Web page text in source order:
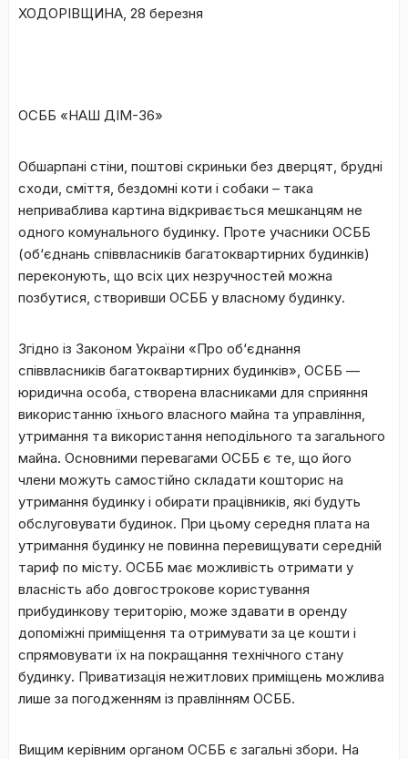
ХОДОРІВЩИНА, 28 березня
ОСББ «НАШ ДІМ-36»
Обшарпані стіни, поштові скриньки без дверцят, брудні
сходи, сміття, бездомні коти і собаки – така
неприваблива картина відкривається мешканцям не
одного комунального будинку. Проте учасники ОСББ
(об‘єднань cпіввласників багатоквартирних будинків)
переконують, що всіх цих незручностей можна
позбутися, створивши ОСББ у власному будинку.
Згідно із Законом України «Про об‘єднання
співвласників багатоквартирних будинків», ОСББ —
юридична особа, створена власниками для сприяння
використанню їхнього власного майна та управління,
утримання та використання неподільного та загального
майна. Основними перевагами ОСББ є те, що його
члени можуть самостійно складати кошторис на
утримання будинку і обирати працівників, які будуть
обслуговувати будинок. При цьому середня плата на
утримання будинку не повинна перевищувати середній
тариф по місту. ОСББ має можливість отримати у
власність або довгострокове користування
прибудинкову територію, може здавати в оренду
допоміжні приміщення та отримувати за це кошти і
спрямовувати їх на покращання технічного стану
будинку. Приватизація нежитлових приміщень можлива
лише за погодженням із правлінням ОСББ.
Вищим керівним органом ОСББ є загальні збори. На